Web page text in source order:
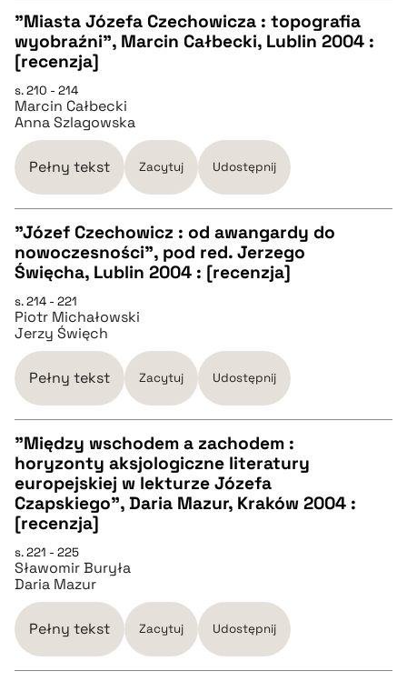
CZYSTY TEKST
pobierz cytat
BIBTEX
"Miasta Józefa Czechowicza : topografia
wyobraźni", Marcin Całbecki, Lublin 2004 :
[recenzja]
s. 210 - 214
Marcin Całbecki
Anna Szlagowska
Pełny tekst Zacytuj Udostępnij
CZYSTY TEKST
pobierz cytat
BIBTEX
"Józef Czechowicz : od awangardy do
nowoczesności", pod red. Jerzego
Święcha, Lublin 2004 : [recenzja]
s. 214 - 221
Piotr Michałowski
Jerzy Święch
Pełny tekst Zacytuj Udostępnij
CZYSTY TEKST
pobierz cytat
BIBTEX
pobierz cytat
"Między wschodem a zachodem :
horyzonty aksjologiczne literatury
europejskiej w lekturze Józefa
Czapskiego", Daria Mazur, Kraków 2004 :
[recenzja]
s. 221 - 225
Sławomir Buryła
Daria Mazur
Pełny tekst Zacytuj Udostępnij